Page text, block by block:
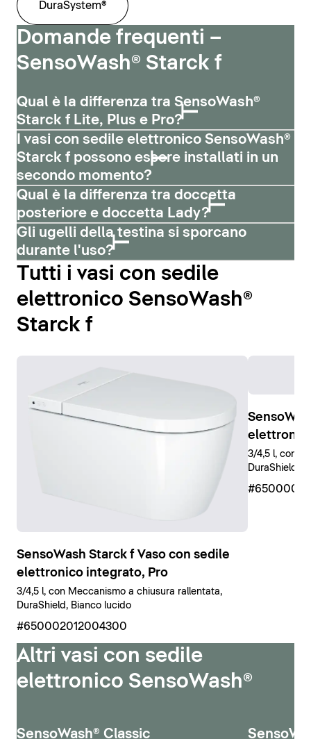
DuraSystem®
Domande frequenti –
SensoWash® Starck f
Qual è la differenza tra SensoWash®
Starck f Lite, Plus e Pro?
I vasi con sedile elettronico SensoWash®
Starck f possono essere installati in un
secondo momento?
Qual è la differenza tra doccetta
posteriore e doccetta Lady?
Gli ugelli della testina si sporcano
durante l'uso?
Tutti i vasi con sedile
elettronico SensoWash®
Starck f
SensoWash Starck f Vaso con sedile
elettronico integrato, Pro
3/4,5 l, con Meccanismo a chiusura rallentata,
DuraShield, Bianco lucido
#650002012004300
3/4,5 l, con
DuraShield,
Altri vasi con sedile
elettronico SensoWash®
SensoWash® Classic